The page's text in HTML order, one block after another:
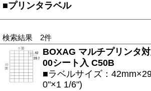
■プリンタラベル
検索結果 2件
BOXAG マルチプリンタ
00シート入 C50B
■ラベルサイズ：
0"×1 1/6")